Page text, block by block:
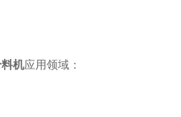
机应用领域：